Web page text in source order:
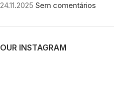
24.11.2025 Sem comentários
OUR INSTAGRAM